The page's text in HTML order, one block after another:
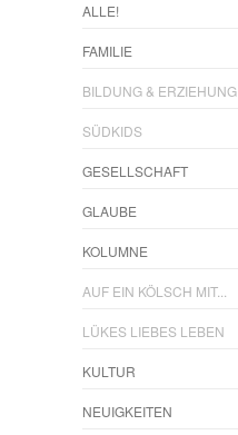
ALLE!
FAMILIE
BILDUNG & ERZIEHUNG
SÜDKIDS
GESELLSCHAFT
GLAUBE
KOLUMNE
AUF EIN KÖLSCH MIT...
LÜKES LIEBES LEBEN
KULTUR
NEUIGKEITEN